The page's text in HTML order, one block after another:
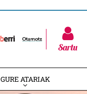
Sartu
GURE ATARIAK